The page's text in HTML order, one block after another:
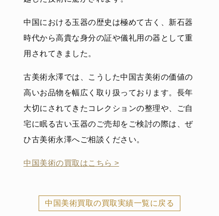
中国における玉器の歴史は極めて古く、新石器
時代から高貴な身分の証や儀礼用の器として重
用されてきました。
古美術永澤では、こうした中国古美術の価値の
高いお品物を幅広く取り扱っております。長年
大切にされてきたコレクションの整理や、ご自
宅に眠る古い玉器のご売却をご検討の際は、ぜ
ひ古美術永澤へご相談ください。
中国美術の買取はこちら >
中国美術買取の買取実績一覧に戻る